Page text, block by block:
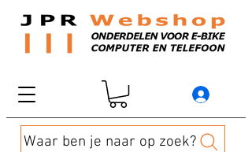
Waar ben je naar op zoek?